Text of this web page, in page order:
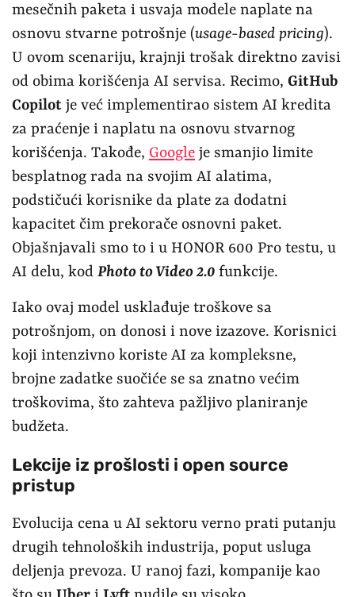
mesečnih paketa i usvaja modele naplate na
osnovu stvarne potrošnje (usage-based pricing).
U ovom scenariju, krajnji trošak direktno zavisi
od obima korišćenja AI servisa. Recimo, GitHub
Copilot je već implementirao sistem AI kredita
za praćenje i naplatu na osnovu stvarnog
korišćenja. Takođe, Google je smanjio limite
besplatnog rada na svojim AI alatima,
podstičući korisnike da plate za dodatni
kapacitet čim prekorače osnovni paket.
Objašnjavali smo to i u HONOR 600 Pro testu, u
AI delu, kod Photo to Video 2.0 funkcije.
Iako ovaj model usklađuje troškove sa
potrošnjom, on donosi i nove izazove. Korisnici
koji intenzivno koriste AI za kompleksne,
brojne zadatke suočiće se sa znatno većim
troškovima, što zahteva pažljivo planiranje
budžeta.
Lekcije iz prošlosti i open source
pristup
Evolucija cena u AI sektoru verno prati putanju
drugih tehnoloških industrija, poput usluga
deljenja prevoza. U ranoj fazi, kompanije kao